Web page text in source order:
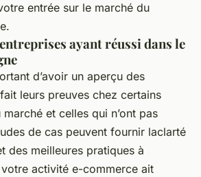
entrée sur le marché du
ayant réussi dans le
d’avoir un aperçu des
leurs preuves chez certains
et celles qui n’ont pas
de cas peuvent fournir laclarté
des meilleures pratiques à
activité e-commerce ait